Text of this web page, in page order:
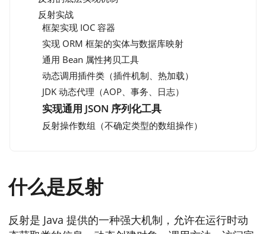
反射实战
框架实现 IOC 容器
实现 ORM 框架的实体与数据库映射
通用 Bean 属性拷贝工具
动态调用插件类（插件机制、热加载）
JDK 动态代理（AOP、事务、日志）
实现通用 JSON 序列化工具
反射操作数组（不确定类型的数组操作）
什么是反射
反射是 Java 提供的一种强大机制，允许在运行时动